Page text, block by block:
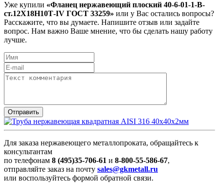
Уже купили «Фланец нержавеющий плоский 40-6-01-1-В-
ст.12Х18Н10Т-IV ГОСТ 33259» или у Вас остались вопросы?
Расскажите, что вы думаете. Напишите отзыв или задайте
вопрос. Нам важно Ваше мнение, что бы сделать нашу работу
лучше.
Для заказа нержавеющего металлопроката, обращайтесь к
консультантам
по телефонам 8 (495)35-706-61 и 8-800-55-586-67,
отправляйте заказ на почту sales@gkmetall.ru
или воспользуйтесь формой обратной связи.